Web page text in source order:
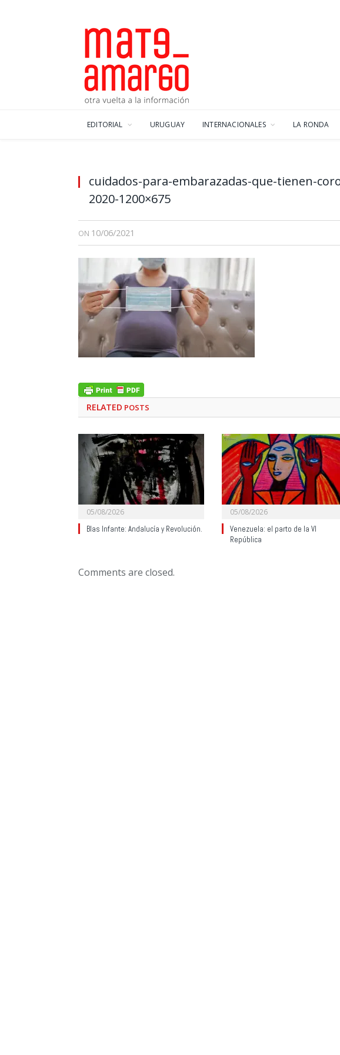
EDITORIAL URUGUAY INTERNACIONALES LA RONDA
cuidados-para-embarazadas-que-tienen-
2020-1200×675
ON 10/06/2021
RELATED POSTS
05/08/2026
Blas Infante: Andalucía y Revolución.
05/08/2026
Venezuela: el parto de la VI
República
Comments are closed.